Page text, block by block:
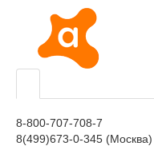
8-800-707-708-7
8(499)673-0-345 (Москва)